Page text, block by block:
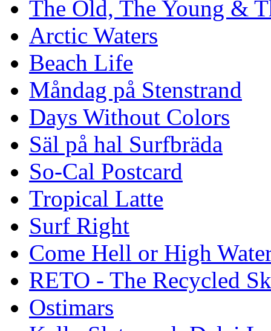
The Old, The Young &
Arctic Waters
Beach Life
Måndag på Stenstrand
Days Without Colors
Säl på hal Surfbräda
So-Cal Postcard
Tropical Latte
Surf Right
Come Hell or High
RETO - The Recycled
Ostimars